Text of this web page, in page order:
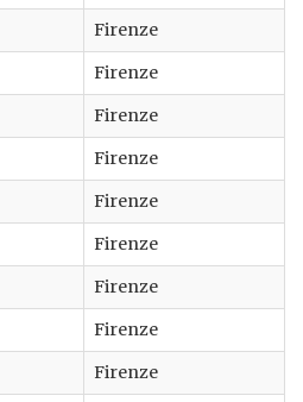
Firenze
Firenze
Firenze
Firenze
Firenze
Firenze
Firenze
Firenze
Firenze